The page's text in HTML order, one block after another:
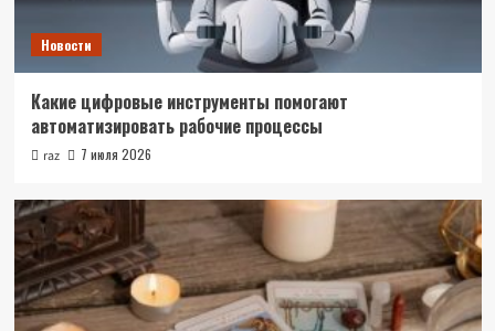
Новости
Какие цифровые инструменты помогают
автоматизировать рабочие процессы
raz 7 июля 2026